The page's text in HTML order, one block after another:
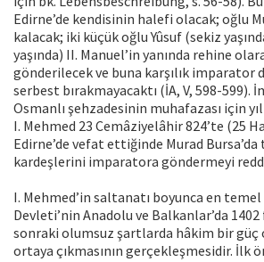
Edirne’de kendisinin halefi olacak; oğlu
kalacak; iki küçük oğlu Yûsuf (sekiz
yaşında) II. Manuel’in yanında rehine
gönderilecek ve buna karşılık imparator
serbest bırakmayacaktı (İA, V, 598-599).
Osmanlı şehzadesinin muhafazası için
I. Mehmed 23 Cemâziyelâhir 824’te (25
Edirne’de vefat ettiğinde Murad Bursa’da
kardeşlerini imparatora göndermeyi
I. Mehmed’in saltanatı boyunca en
Devleti’nin Anadolu ve Balkanlar’da
sonraki olumsuz şartlarda hâkim bir güç
ortaya çıkmasının gerçekleşmesidir. İlk